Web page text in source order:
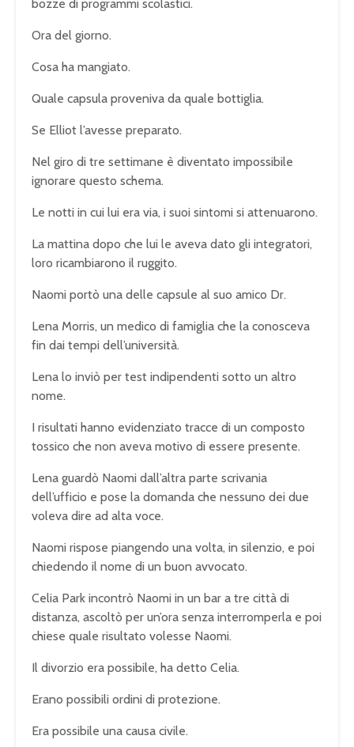
bozze di programmi scolastici.
Ora del giorno.
Cosa ha mangiato.
Quale capsula proveniva da quale bottiglia.
Se Elliot l’avesse preparato.
Nel giro di tre settimane è diventato impossibile
ignorare questo schema.
Le notti in cui lui era via, i suoi sintomi si attenuarono.
La mattina dopo che lui le aveva dato gli integratori,
loro ricambiarono il ruggito.
Naomi portò una delle capsule al suo amico Dr.
Lena Morris, un medico di famiglia che la conosceva
fin dai tempi dell’università.
Lena lo inviò per test indipendenti sotto un altro
nome.
I risultati hanno evidenziato tracce di un composto
tossico che non aveva motivo di essere presente.
Lena guardò Naomi dall’altra parte scrivania
dell’ufficio e pose la domanda che nessuno dei due
voleva dire ad alta voce.
Naomi rispose piangendo una volta, in silenzio, e poi
chiedendo il nome di un buon avvocato.
Celia Park incontrò Naomi in un bar a tre città di
distanza, ascoltò per un’ora senza interromperla e poi
chiese quale risultato volesse Naomi.
Il divorzio era possibile, ha detto Celia.
Erano possibili ordini di protezione.
Era possibile una causa civile.